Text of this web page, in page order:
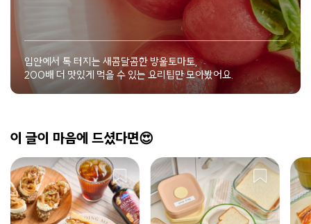
입안에서 톡 터지는 새콤달콤한 방울토마토,
200배 더 맛있게 먹을 수 있는 요리팁만 모아봤어요.
이 글이 마음에 드셨다면😍